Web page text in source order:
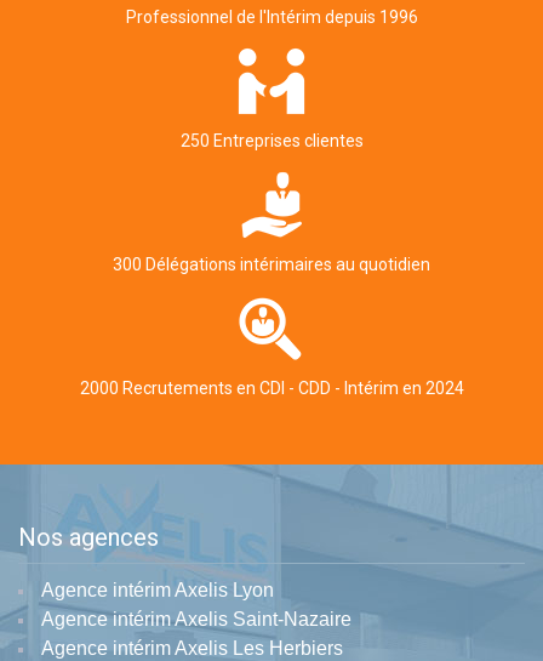
Professionnel de l'Intérim depuis 1996
250 Entreprises clientes
300 Délégations intérimaires au quotidien
2000 Recrutements en CDI - CDD - Intérim en 2024
Nos agences
Agence intérim Axelis Lyon
Agence intérim Axelis Saint-Nazaire
Agence intérim Axelis Les Herbiers